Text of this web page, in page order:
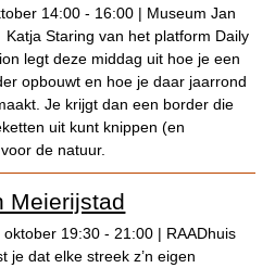
14:00 - 16:00 | Museum Jan
Katja Staring van het platform Daily
legt deze middag uit hoe je een
opbouwt en hoe je daar jaarrond
Je krijgt dan een border die
uit kunt knippen (en
de natuur.
Meierijstad
19:30 - 21:00 | RAADhuis
je dat elke streek z’n eigen